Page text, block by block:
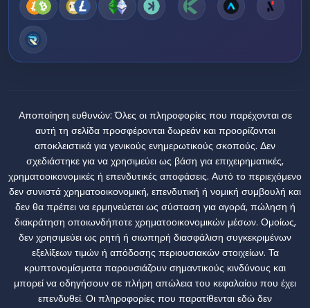
Αποποίηση ευθυνών: Όλες οι πληροφορίες που παρέχονται σε
αυτή τη σελίδα προσφέρονται δωρεάν και προορίζονται
αποκλειστικά για γενικούς ενημερωτικούς σκοπούς. Δεν
σχεδιάστηκε για να χρησιμεύει ως βάση για επιχειρηματικές,
χρηματοοικονομικές ή επενδυτικές αποφάσεις. Αυτό το περιεχόμενο
δεν συνιστά χρηματοοικονομική, επενδυτική ή νομική συμβουλή και
δεν θα πρέπει να ερμηνεύεται ως σύσταση για αγορά, πώληση ή
διακράτηση οποιωνδήποτε χρηματοοικονομικών μέσων. Ομοίως,
δεν χρησιμεύει ως ρητή ή σιωπηρή διασφάλιση συγκεκριμένων
εξελίξεων τιμών ή απόδοσης περιουσιακών στοιχείων. Τα
κρυπτονομίσματα παρουσιάζουν σημαντικούς κινδύνους και
μπορεί να οδηγήσουν σε πλήρη απώλεια του κεφαλαίου που έχει
επενδυθεί. Οι πληροφορίες που παρατίθενται εδώ δεν